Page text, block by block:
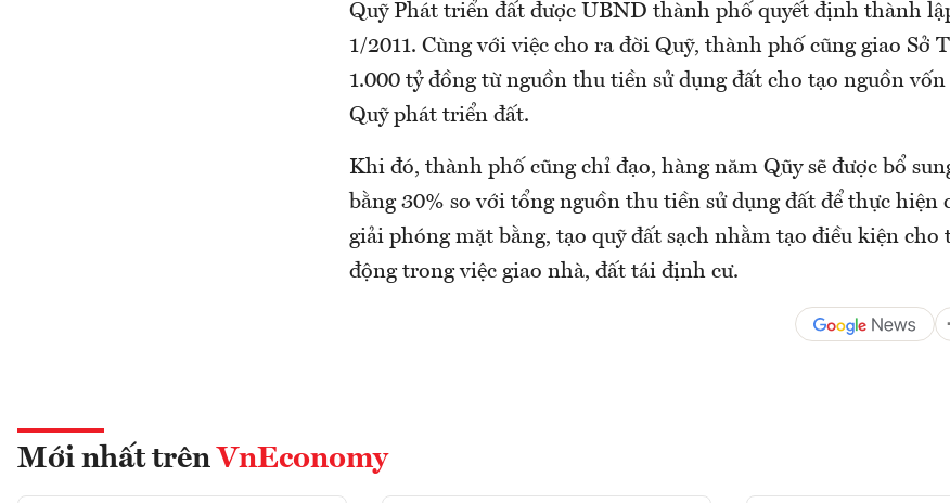
Quỹ Phát triển đất được UBND thành phố quyết định thành
1/2011. Cùng với việc cho ra đời Quỹ, thành phố cũng giao Sở
1.000 tỷ đồng từ nguồn thu tiền sử dụng đất cho tạo nguồn vốn
Quỹ phát triển đất.
Khi đó, thành phố cũng chỉ đạo, hàng năm Qũy sẽ được bổ
bằng 30% so với tổng nguồn thu tiền sử dụng đất để thực hiện
giải phóng mặt bằng, tạo quỹ đất sạch nhằm tạo điều kiện cho
động trong việc giao nhà, đất tái định cư.
Mới nhất trên VnEconomy